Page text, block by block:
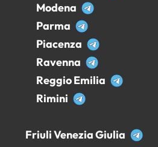
Modena
Parma
Piacenza
Ravenna
Reggio Emilia
Rimini
Friuli Venezia Giulia